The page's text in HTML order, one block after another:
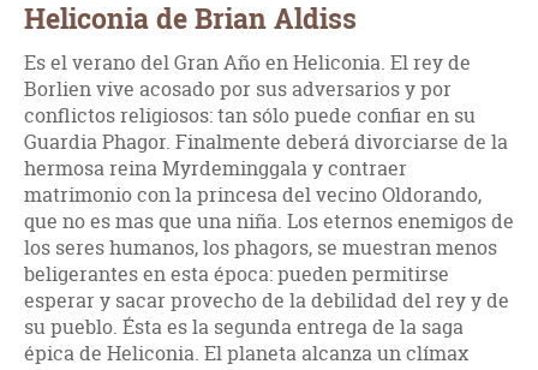
Heliconia de Brian Aldiss
Es el verano del Gran Año en Heliconia. El rey de
Borlien vive acosado por sus adversarios y por
conflictos religiosos: tan sólo puede confiar en su
Guardia Phagor. Finalmente deberá divorciarse de la
hermosa reina Myrdeminggala y contraer
matrimonio con la princesa del vecino Oldorando,
que no es mas que una niña. Los eternos enemigos de
los seres humanos, los phagors, se muestran menos
beligerantes en esta época: pueden permitirse
esperar y sacar provecho de la debilidad del rey y de
su pueblo. Ésta es la segunda entrega de la saga
épica de Heliconia. El planeta alcanza un clímax